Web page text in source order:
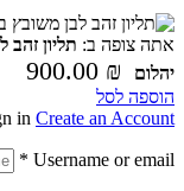
אתה צופה ב: תליון
יהלום
900.00 ₪
הוספה לסל
in Create an Account
Username or email
*